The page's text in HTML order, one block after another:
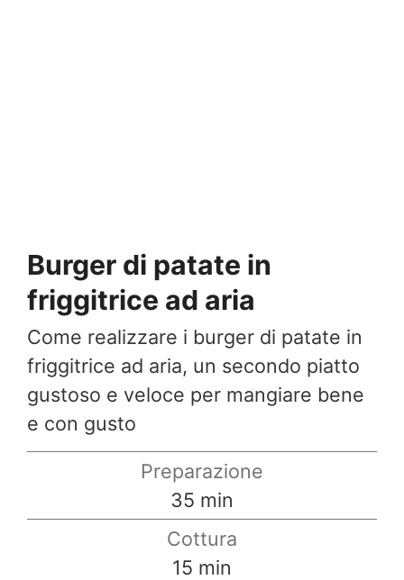
Burger di patate in
friggitrice ad aria
Come realizzare i burger di patate in
friggitrice ad aria, un secondo piatto
gustoso e veloce per mangiare bene
e con gusto
Preparazione
35 minuti
min
Cottura
15 minuti
min